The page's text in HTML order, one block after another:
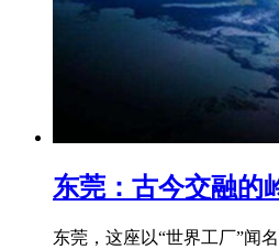
东莞：古今交融的
东莞，这座以“世界工厂”闻